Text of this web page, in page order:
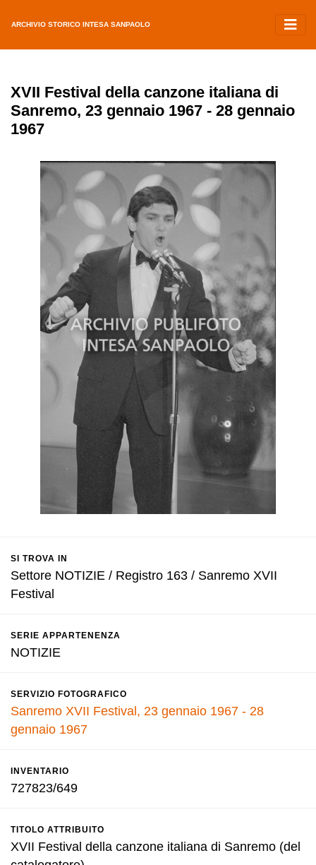
ARCHIVIO STORICO INTESA SANPAOLO
XVII Festival della canzone italiana di
Sanremo, 23 gennaio 1967 - 28 gennaio
1967
SI TROVA IN
Settore NOTIZIE / Registro 163 / Sanremo XVII
Festival
SERIE APPARTENENZA
NOTIZIE
SERVIZIO FOTOGRAFICO
Sanremo XVII Festival, 23 gennaio 1967 - 28
gennaio 1967
INVENTARIO
727823/649
TITOLO ATTRIBUITO
XVII Festival della canzone italiana di Sanremo (del